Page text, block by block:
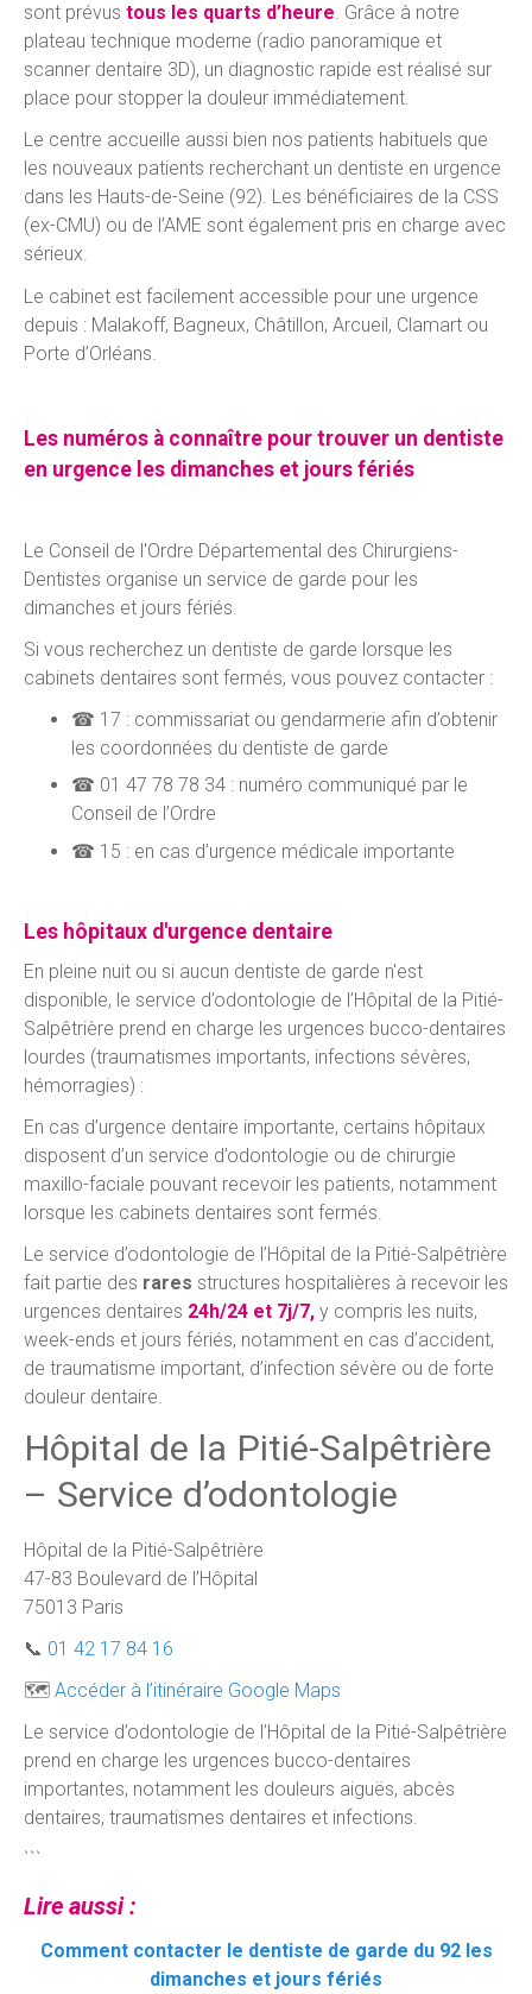
sont prévus tous les quarts d’heure. Grâce à notre
plateau technique moderne (radio panoramique et
scanner dentaire 3D), un diagnostic rapide est réalisé sur
place pour stopper la douleur immédiatement.
Le centre accueille aussi bien nos patients habituels que
les nouveaux patients recherchant un dentiste en urgence
dans les Hauts-de-Seine (92). Les bénéficiaires de la CSS
(ex-CMU) ou de l’AME sont également pris en charge avec
sérieux.
Le cabinet est facilement accessible pour une urgence
depuis : Malakoff, Bagneux, Châtillon, Arcueil, Clamart ou
Porte d’Orléans.
Les numéros à connaître pour trouver un dentiste
en urgence les dimanches et jours fériés
Le Conseil de l'Ordre Départemental des Chirurgiens-
Dentistes organise un service de garde pour les
dimanches et jours fériés.
Si vous recherchez un dentiste de garde lorsque les
cabinets dentaires sont fermés, vous pouvez contacter :
☎ 17 : commissariat ou gendarmerie afin d’obtenir
les coordonnées du dentiste de garde
☎ 01 47 78 78 34 : numéro communiqué par le
Conseil de l’Ordre
☎ 15 : en cas d’urgence médicale importante
Les hôpitaux d'urgence dentaire
En pleine nuit ou si aucun dentiste de garde n'est
disponible, le service d’odontologie de l’Hôpital de la Pitié-
Salpêtrière prend en charge les urgences bucco-dentaires
lourdes (traumatismes importants, infections sévères,
hémorragies) :
En cas d’urgence dentaire importante, certains hôpitaux
disposent d’un service d’odontologie ou de chirurgie
maxillo-faciale pouvant recevoir les patients, notamment
lorsque les cabinets dentaires sont fermés.
Le service d’odontologie de l’Hôpital de la Pitié-Salpêtrière
fait partie des rares structures hospitalières à recevoir les
urgences dentaires 24h/24 et 7j/7, y compris les nuits,
week-ends et jours fériés, notamment en cas d’accident,
de traumatisme important, d’infection sévère ou de forte
douleur dentaire.
Hôpital de la Pitié-Salpêtrière
– Service d’odontologie
Hôpital de la Pitié-Salpêtrière
47-83 Boulevard de l’Hôpital
75013 Paris
📞 01 42 17 84 16
🗺️ Accéder à l’itinéraire Google Maps
Le service d’odontologie de l’Hôpital de la Pitié-Salpêtrière
prend en charge les urgences bucco-dentaires
importantes, notamment les douleurs aiguës, abcès
dentaires, traumatismes dentaires et infections.
```
Lire aussi :
Comment contacter le dentiste de garde du 92 les
dimanches et jours fériés